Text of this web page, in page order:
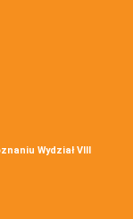
Wydział VIII